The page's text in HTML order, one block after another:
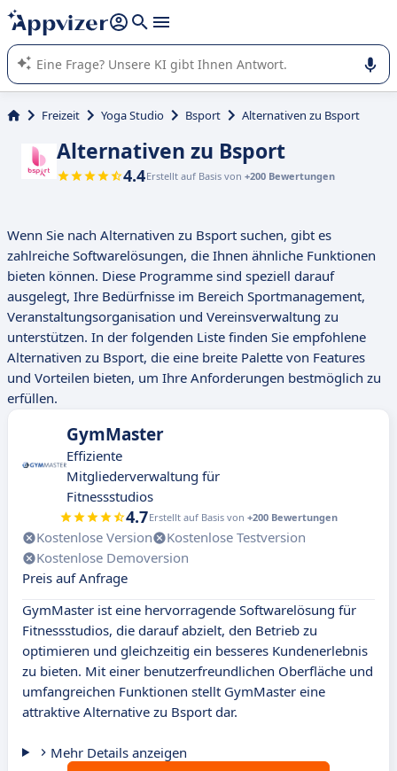
beantworten (mehrere Zeilen mit
Die KI von Appvizer führt Sie bei der Nutzung oder Auswahl
von SaaS-Software in Unternehmen.
Freizeit Yoga Studio Bsport Alternativen zu Bsport
Alternativen zu Bsport
4.4Erstellt auf Basis von +200 Bewertungen
Wenn Sie nach Alternativen zu Bsport suchen, gibt es
zahlreiche Softwarelösungen, die Ihnen ähnliche Funktionen
bieten können. Diese Programme sind speziell darauf
ausgelegt, Ihre Bedürfnisse im Bereich Sportmanagement,
Veranstaltungsorganisation und Vereinsverwaltung zu
unterstützen. In der folgenden Liste finden Sie empfohlene
Alternativen zu Bsport, die eine breite Palette von Features
und Vorteilen bieten, um Ihre Anforderungen bestmöglich zu
erfüllen.
GymMaster
Effiziente
Mitgliederverwaltung für
Fitnessstudios
4.7Erstellt auf Basis von +200 Bewertungen
Kostenlose Version
Kostenlose Testversion
Kostenlose Demoversion
Preis auf Anfrage
GymMaster ist eine hervorragende Softwarelösung für
Fitnessstudios, die darauf abzielt, den Betrieb zu
optimieren und gleichzeitig ein besseres Kundenerlebnis
zu bieten. Mit einer benutzerfreundlichen Oberfläche und
umfangreichen Funktionen stellt GymMaster eine
attraktive Alternative zu Bsport dar.
Mehr Details anzeigen